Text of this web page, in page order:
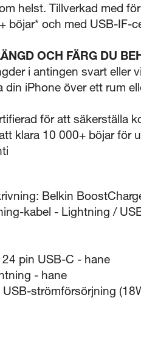
helst. Tillverkad med
böjar* och med USB-IF-
OCH FÄRG DU
i antingen svart eller
din iPhone över ett rum
för att säkerställa
klara 10 000+ böjar för
Belkin
kabel - Lightning /
pin USB-C - hane
- hane
USB-strömförsörjning